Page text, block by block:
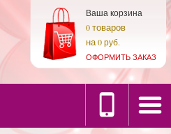
Ваша корзина
0товаров
на0 руб.
ОФОРМИТЬ ЗАКАЗ